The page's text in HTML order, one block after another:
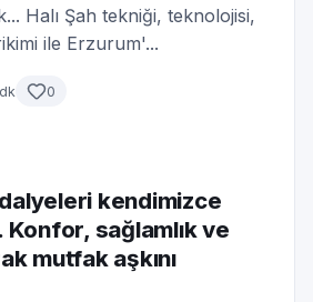
Halı Şah tekniği, teknolojisi,
ile Erzurum'...
0
kendimizce
Konfor, sağlamlık ve
mutfak aşkını